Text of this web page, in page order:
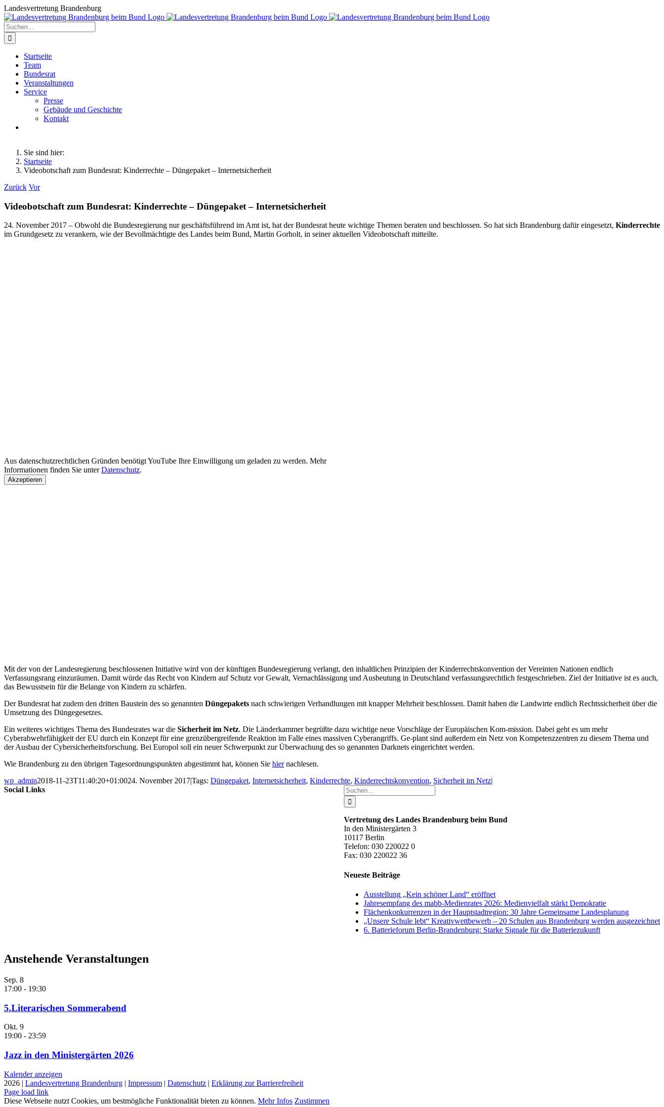
Zum
Inhalt
springen
Landesvertretung Brandenburg
Suche
nach:
Startseite
Team
Bundesrat
Veranstaltungen
Service
Presse
Gebäude und Geschichte
Kontakt
Sie sind hier:
Startseite
Videobotschaft zum Bundesrat: Kinderrechte – Düngepaket – Internetsicherheit
Zurück Vor
Videobotschaft zum Bundesrat: Kinderrechte – Düngepaket – Internetsicherheit
24. November 2017 – Obwohl die Bundesregierung nur geschäftsführend im Amt ist, hat der Bundesrat heute wichtige Themen beraten und beschlossen. So hat sich Brandenburg dafür eingesetzt, Kinderrechte
im Grundgesetz zu verankern, wie der Bevollmächtigte des Landes beim Bund, Martin Gorholt, in seiner aktuellen Videobotschaft mitteilte.
Aus datenschutzrechtlichen Gründen benötigt YouTube Ihre Einwilligung um geladen zu werden. Mehr
Informationen finden Sie unterDatenschutz.
Akzeptieren
Mit der von der Landesregierung beschlossenen Initiative wird von der künftigen Bundesregierung verlangt, den inhaltlichen Prinzipien der Kinderrechtskonvention der Vereinten Nationen endlich
Verfassungsrang einzuräumen. Damit würde das Recht von Kindern auf Schutz vor Gewalt, Vernachlässigung und Ausbeutung in Deutschland verfassungsrechtlich festgeschrieben. Ziel der Initiative ist es auch,
das Bewusstsein für die Belange von Kindern zu schärfen.
Der Bundesrat hat zudem den dritten Baustein des so genannten Düngepakets nach schwierigen Verhandlungen mit knapper Mehrheit beschlossen. Damit haben die Landwirte endlich Rechtssicherheit über die
Umsetzung des Düngegesetzes.
Ein weiteres wichtiges Thema des Bundesrates war die Sicherheit im Netz. Die Länderkammer begrüßte dazu wichtige neue Vorschläge der Europäischen Kom-mission. Dabei geht es um mehr
Cyberabwehrfähigkeit der EU durch ein Konzept für eine grenzübergreifende Reaktion im Falle eines massiven Cyberangriffs. Ge-plant sind außerdem ein Netz von Kompetenzzentren zu diesem Thema und
der Ausbau der Cybersicherheitsforschung. Bei Europol soll ein neuer Schwerpunkt zur Überwachung des so genannten Darknets eingerichtet werden.
Wie Brandenburg zu den übrigen Tagesordnungspunkten abgestimmt hat, können Sie hiernachlesen.
wp_admin2018-11-23T11:40:20+01:0024. November 2017|Tags: Düngepaket, Internetsicherheit, Kinderrechte, Kinderrechtskonvention, Sicherheit im Netz|
Suche
nach:
Vertretung des Landes Brandenburg beim Bund
In den Ministergärten 3
10117 Berlin
Telefon: 030 220022 0
Fax: 030 220022 36
Neueste Beiträge
Ausstellung „Kein schöner Land“ eröffnet
Jahresempfang des mabb-Medienrates 2026: Medienvielfalt stärkt Demokratie
Flächenkonkurrenzen in der Hauptstadtregion: 30 Jahre Gemeinsame Landesplanung
„Unsere Schule lebt“ Kreativwettbewerb – 20 Schulen aus Brandenburg werden ausgezeichnet
6. Batterieforum Berlin-Brandenburg: Starke Signale für die Batteriezukunft
Social Links
Anstehende Veranstaltungen
Sep. 8
17:00 - 19:30
5.Literarischen Sommerabend
Okt. 9
19:00 - 23:59
Jazz in den Ministergärten 2026
Kalender anzeigen
2026 | Landesvertretung Brandenburg | Impressum | Datenschutz | Erklärung zur Barrierefreiheit
Page load link
Diese Webseite nutzt Cookies, um bestmögliche Funktionalität bieten zu können. Mehr Infos Zustimmen